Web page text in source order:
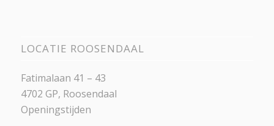
LOCATIE ROOSENDAAL
Fatimalaan 41 – 43
4702 GP, Roosendaal
Openingstijden